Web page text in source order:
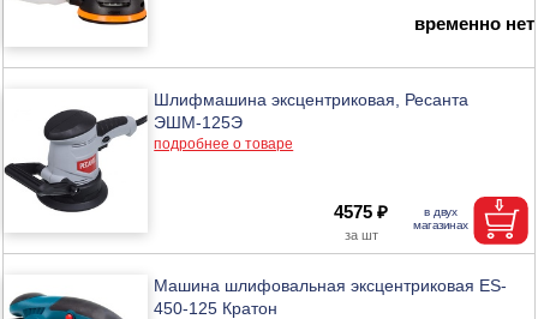
временно нет
Шлифмашина эксцентриковая, Ресанта
ЭШМ-125Э
подробнее о товаре
4575 ₽
Машина шлифовальная эксцентриковая ES-
450-125 Кратон